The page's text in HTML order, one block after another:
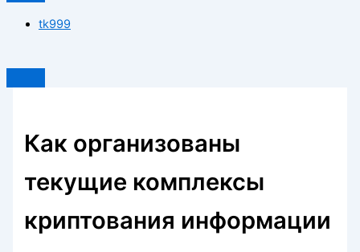
tk999
Как организованы
текущие комплексы
криптования информации